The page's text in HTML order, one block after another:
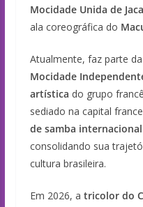
Mocidade Unida de
ala coreográfica do
Atualmente, faz parte
Mocidade
artística do grupo
sediado na capital
de samba internacional
consolidando sua
cultura brasileira.
Em 2026, a tricolor do